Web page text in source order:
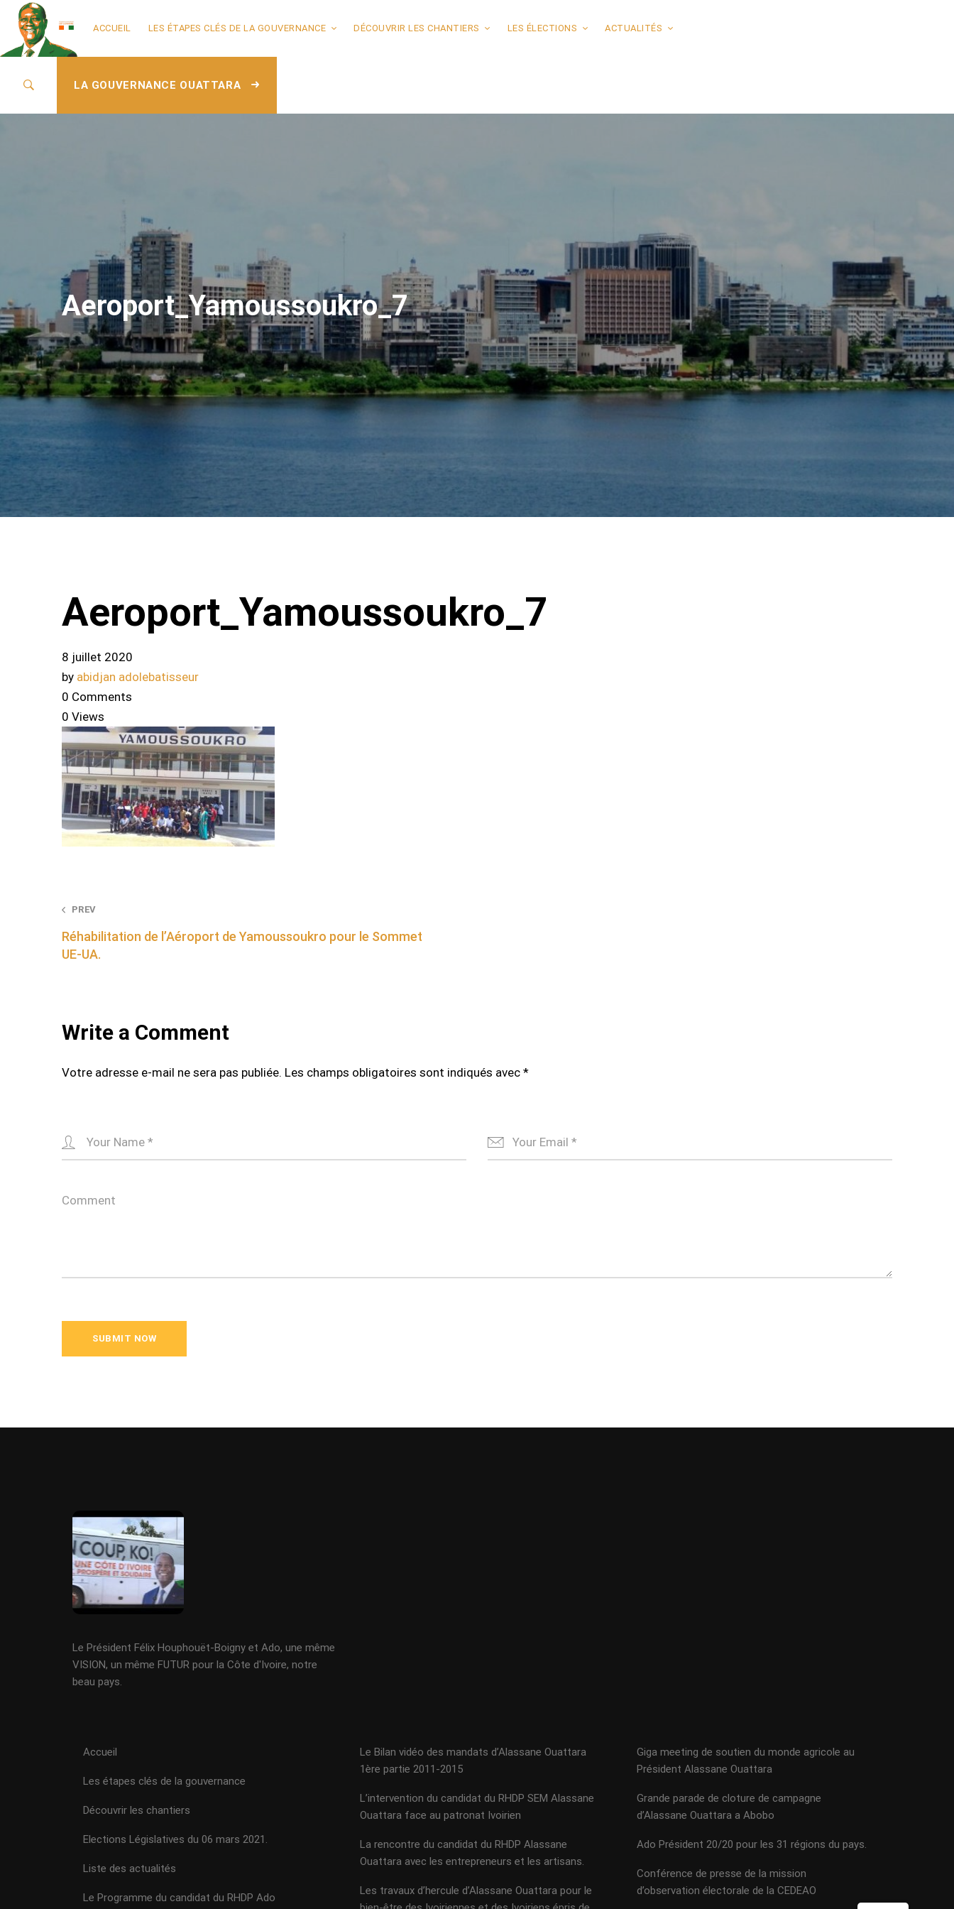
ACCUEIL LES ÉTAPES CLÉS DE LA GOUVERNANCE DÉCOUVRIR LES CHANTIERS LES ÉLECTIONS ACTUALITÉS
LA GOUVERNANCE OUATTARA
Aeroport_Yamoussoukro_7
Aeroport_Yamoussoukro_7
8 juillet 2020
by abidjan adolebatisseur
0 Comments
0 Views
Post
navigation
PREV
Réhabilitation de l’Aéroport de Yamoussoukro pour le Sommet
UE-UA.
Write a Comment
Votre adresse e-mail ne sera pas publiée. Les champs obligatoires sont indiqués avec *
Le Président Félix Houphouët-Boigny et Ado, une même
VISION, un même FUTUR pour la Côte d'Ivoire, notre
beau pays.
Accueil
Les étapes clés de la gouvernance
Découvrir les chantiers
Elections Législatives du 06 mars 2021.
Liste des actualités
Le Programme du candidat du RHDP Ado
Le Bilan vidéo des mandats d’Alassane Ouattara
1ère partie 2011-2015
L’intervention du candidat du RHDP SEM Alassane
Ouattara face au patronat Ivoirien
La rencontre du candidat du RHDP Alassane
Ouattara avec les entrepreneurs et les artisans.
Les travaux d’hercule d’Alassane Ouattara pour le
Giga meeting de soutien du monde agricole au
Président Alassane Ouattara
Grande parade de cloture de campagne
d’Alassane Ouattara a Abobo
Ado Président 20/20 pour les 31 régions du pays.
Conférence de presse de la mission
d’observation électorale de la CEDEAO